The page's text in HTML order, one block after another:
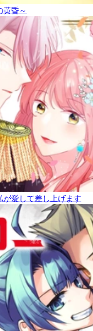
黄昏～
が愛して差し上げます